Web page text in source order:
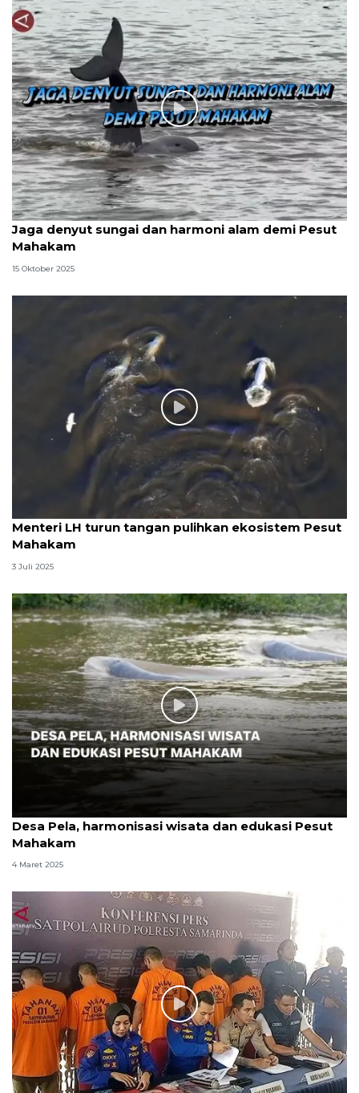
Jaga denyut sungai dan harmoni alam demi Pesut
Mahakam
15 Oktober 2025
Menteri LH turun tangan pulihkan ekosistem Pesut
Mahakam
3 Juli 2025
Desa Pela, harmonisasi wisata dan edukasi Pesut
Mahakam
4 Maret 2025